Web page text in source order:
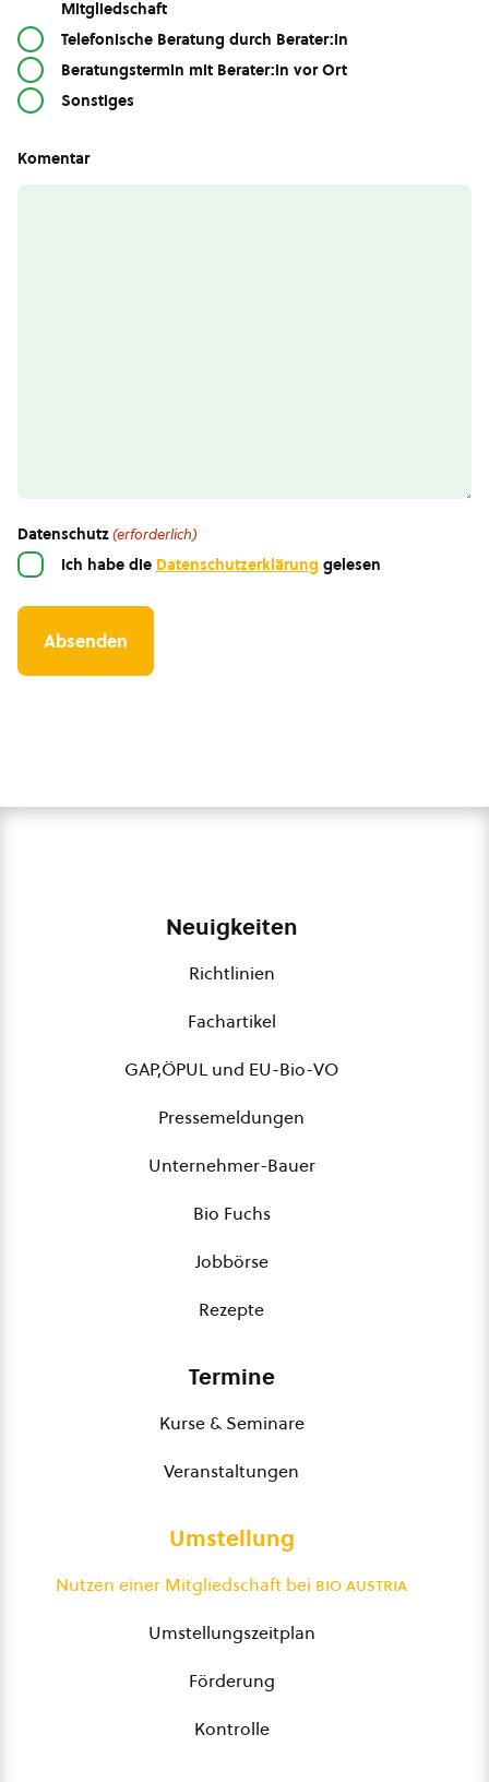
Mitgliedschaft
Telefonische Beratung durch Berater:in
Beratungstermin mit Berater:in vor Ort
Sonstiges
Komentar
Datenschutz(erforderlich)
Ich habe die Datenschutzerklärung gelesen
Neuigkeiten
Richtlinien
Fachartikel
GAP,ÖPUL und EU-Bio-VO
Pressemeldungen
Unternehmer-Bauer
Bio Fuchs
Jobbörse
Rezepte
Termine
Kurse & Seminare
Veranstaltungen
Umstellung
Nutzen einer Mitgliedschaft bei bio austria
Umstellungszeitplan
Förderung
Kontrolle